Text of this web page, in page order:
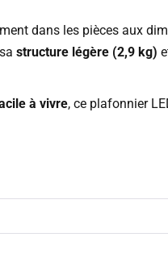
dans les pièces aux
structure légère (2,9 kg)
à vivre, ce plafonnier